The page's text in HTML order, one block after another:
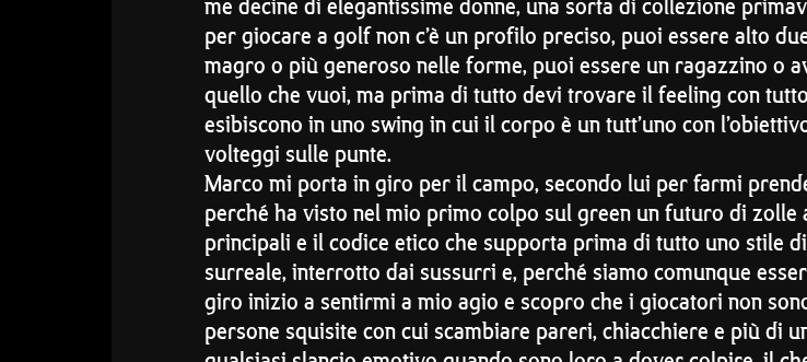
per giocare a golf non c’è un profilo preciso, puoi essere alto
magro o più generoso nelle forme, puoi essere un ragazzino o
quello che vuoi, ma prima di tutto devi trovare il feeling con
esibiscono in uno swing in cui il corpo è un tutt’uno con
volteggi sulle punte.
Marco mi porta in giro per il campo, secondo lui per farmi
perché ha visto nel mio primo colpo sul green un futuro di
principali e il codice etico che supporta prima di tutto uno stile
surreale, interrotto dai sussurri e, perché siamo comunque
giro inizio a sentirmi a mio agio e scopro che i giocatori non
persone squisite con cui scambiare pareri, chiacchiere e più di